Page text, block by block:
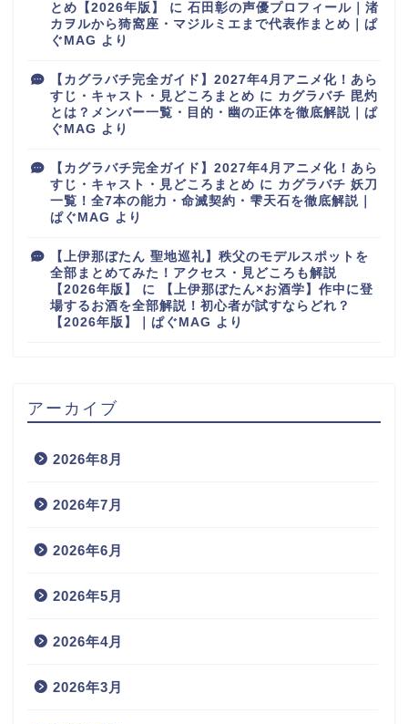
とめ【2026年版】
に 石田彰の声優プロフィール｜渚
カヲルから猗窩座・マジルミエまで代表作まとめ｜ぱ
ぐMAG より
【カグラバチ完全ガイド】2027年4月アニメ化！あら
すじ・キャスト・見どころまとめ に カグラバチ 毘灼
とは？メンバー一覧・目的・幽の正体を徹底解説｜ぱ
ぐMAG より
【カグラバチ完全ガイド】2027年4月アニメ化！あら
すじ・キャスト・見どころまとめ に カグラバチ 妖刀
一覧！全7本の能力・命滅契約・雫天石を徹底解説｜
ぱぐMAG より
【上伊那ぼたん 聖地巡礼】秩父のモデルスポットを
全部まとめてみた！アクセス・見どころも解説
【2026年版】
に
【上伊那ぼたん×お酒学】作中に登
場するお酒を全部解説！初心者が試すならどれ？
【2026年版】｜ぱぐMAG より
アーカイブ
2026年8月
2026年7月
2026年6月
2026年5月
2026年4月
2026年3月